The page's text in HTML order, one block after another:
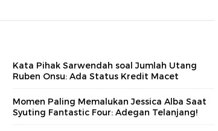
Kata Pihak Sarwendah soal Jumlah Utang
Ruben Onsu: Ada Status Kredit Macet
Momen Paling Memalukan Jessica Alba Saat
Syuting Fantastic Four: Adegan Telanjang!